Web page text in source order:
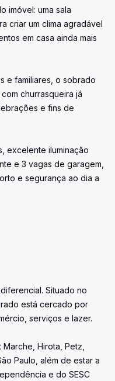
imóvel: uma sala
criar um clima agradável
em casa ainda mais
e familiares, o sobrado
churrasqueira já
e fins de
excelente iluminação
e 3 vagas de garagem,
e segurança ao dia a
Situado no
está cercado por
serviços e lazer.
Hirota, Petz,
Paulo, além de estar a
e do SESC